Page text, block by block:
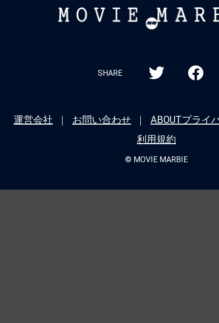
MOVIE
SHARE
運営会社 お問い合わせ ABOUTプライ
利用規約
© MOVIE MARBIE